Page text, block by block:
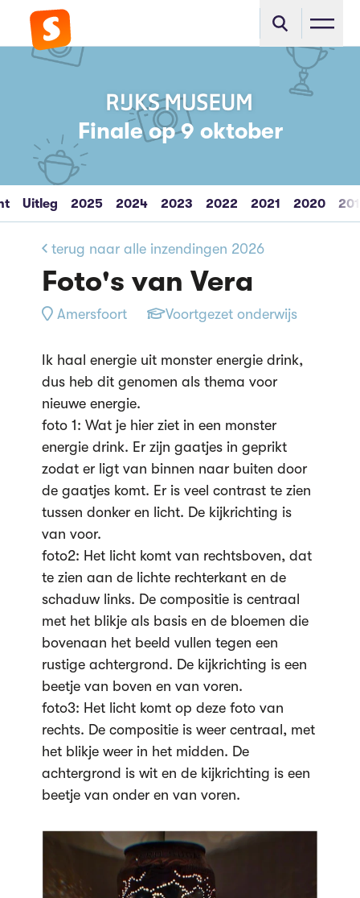
Finale op 9 oktober
Uitleg 2025 2024 2023 2022 2021 2020
terug naar alle inzendingen 2026
Foto's van Vera
Amersfoort Voortgezet onderwijs
Ik haal energie uit monster energie drink,
dus heb dit genomen als thema voor
nieuwe energie.
foto 1: Wat je hier ziet in een monster
energie drink. Er zijn gaatjes in geprikt
zodat er ligt van binnen naar buiten door
de gaatjes komt. Er is veel contrast te zien
tussen donker en licht. De kijkrichting is
van voor.
foto2: Het licht komt van rechtsboven, dat
te zien aan de lichte rechterkant en de
schaduw links. De compositie is centraal
met het blikje als basis en de bloemen die
bovenaan het beeld vullen tegen een
rustige achtergrond. De kijkrichting is een
beetje van boven en van voren.
foto3: Het licht komt op deze foto van
rechts. De compositie is weer centraal, met
het blikje weer in het midden. De
achtergrond is wit en de kijkrichting is een
beetje van onder en van voren.